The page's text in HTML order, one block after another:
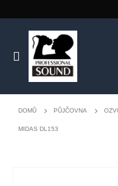
DOMŮ PŮJČOVNA
MIDAS DL153